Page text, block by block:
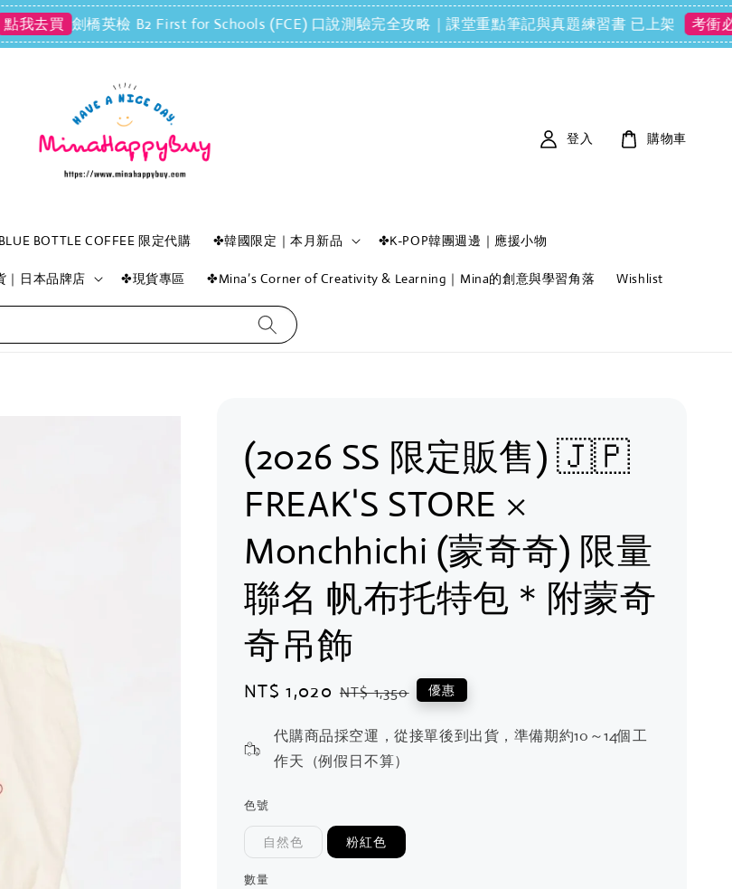
買 劍橋英檢 B2 First for Schools (FCE) 口說測驗完全攻略｜課堂重點筆記與真題練習書 已上架 考衝必備
BOTTLE COFFEE 限定代購 ✤韓國限定｜本月新品 ✤K-POP韓團週邊｜應援小物
日本品牌店 ✤現貨專區 ✤Mina’s Corner of Creativity & Learning｜Mina的創意與學習角落 Wishlist
登入 購物車
(2026 SS 限定販售) 🇯🇵
FREAK'S STORE ×
Monchhichi (蒙奇奇) 限量
聯名 帆布托特包＊附蒙奇
奇吊飾
Sale
NT$ 1,020 Regular
NT$ 1,350 優惠
代購商品採空運，從接單後到出貨，準備期約10～14個工
作天（例假日不算）
色號
自然色 粉紅色
數量